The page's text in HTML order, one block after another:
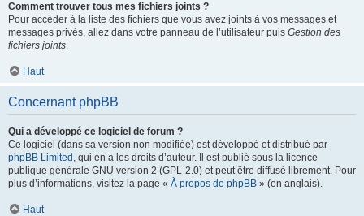
Comment trouver tous mes fichiers joints ?
Pour accéder à la liste des fichiers que vous avez joints à vos messages et
messages privés, allez dans votre panneau de l’utilisateur puis Gestion des
fichiers joints.
Haut
Concernant phpBB
Qui a développé ce logiciel de forum ?
Ce logiciel (dans sa version non modifiée) est développé et distribué par
phpBB Limited , qui en a les droits d’auteur. Il est publié sous la licence
publique générale GNU version 2 (GPL-2.0) et peut être diffusé librement. Pour
plus d’informations, visitez la page « À propos de phpBB » (en anglais).
Haut